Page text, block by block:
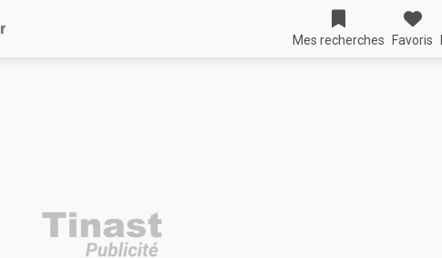
Mes recherches Favoris